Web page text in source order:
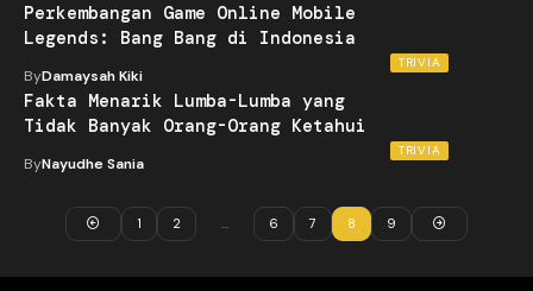
TRIVIA
Perkembangan Game Online Mobile
Legends: Bang Bang di Indonesia
ByDamaysah Kiki
TRIVIA
Fakta Menarik Lumba-Lumba yang
Tidak Banyak Orang-Orang Ketahui
ByNayudhe Sania
1 2 … 6 7 8 9